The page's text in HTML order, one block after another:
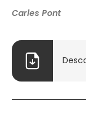
Carles Pont